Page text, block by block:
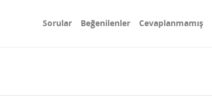
Sorular Beğenilenler Cevaplanmamış